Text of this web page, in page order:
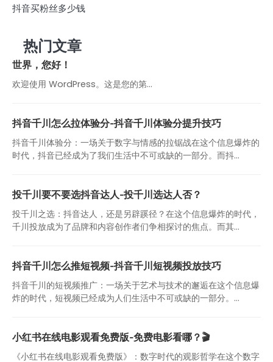
抖音买粉丝多少钱
热门文章
世界，您好！
欢迎使用 WordPress。这是您的第…
抖音千川怎么拉体验分-抖音千川体验分提升技巧
抖音千川体验分：一场关于数字与情感的拉锯战在这个信息爆炸的
时代，抖音已经成为了我们生活中不可或缺的一部分。而抖...
投千川要不要选抖音达人-投千川选达人否？
投千川之选：抖音达人，还是另辟蹊径？在这个信息爆炸的时代，
千川投放成为了品牌和内容创作者们争相探讨的焦点。而其...
抖音千川怎么推短视频-抖音千川短视频投放技巧
抖音千川的短视频推广：一场关于艺术与技术的邂逅在这个信息爆
炸的时代，短视频已经成为人们生活中不可或缺的一部分。...
小红书在线电影观看免费版-免费电影看哪？🎬
《小红书在线电影观看免费版》：数字时代的观影哲学在这个数字